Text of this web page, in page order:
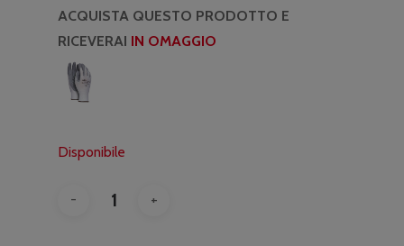
ACQUISTA QUESTO PRODOTTO E
RICEVERAI IN OMAGGIO
Disponibile